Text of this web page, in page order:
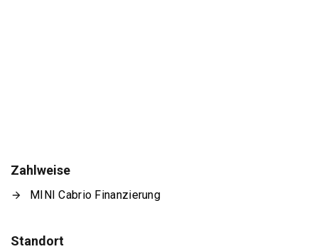
Zahlweise
MINI Cabrio Finanzierung
Standort